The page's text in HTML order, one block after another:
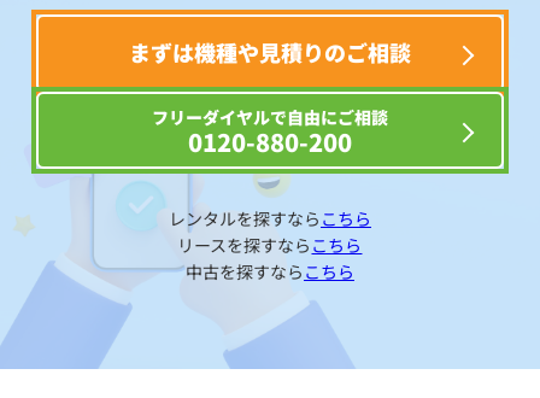
まずは機種や見積りのご相談
フリーダイヤルで自由にご相談
0120-880-200
レンタルを探すなら こちら
リースを探すなら こちら
中古を探すなら こちら